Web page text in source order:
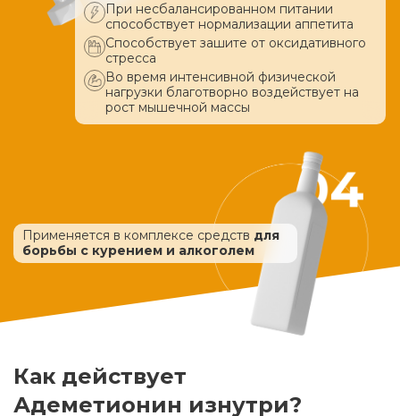
При несбалансированном питании
способствует нормализации аппетита
Способствует зашите от оксидативного
стресса
Во время интенсивной физической
нагрузки благотворно воздействует на
рост мышечной массы
Применяется в комплексе средств для
борьбы с курением и алкоголем
Как действует
Адеметионин изнутри?